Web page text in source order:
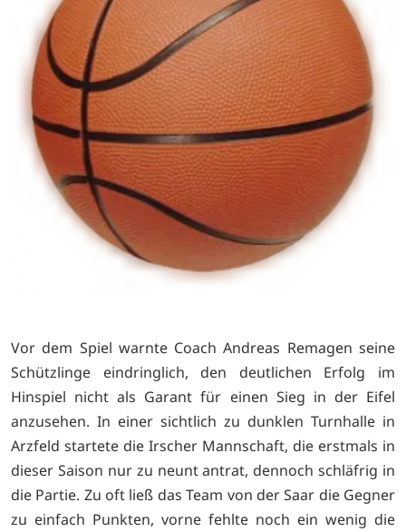
Vor dem Spiel warnte Coach Andreas Remagen seine
Schützlinge eindringlich, den deutlichen Erfolg im
Hinspiel nicht als Garant für einen Sieg in der Eifel
anzusehen. In einer sichtlich zu dunklen Turnhalle in
Arzfeld startete die Irscher Mannschaft, die erstmals in
dieser Saison nur zu neunt antrat, dennoch schläfrig in
die Partie. Zu oft ließ das Team von der Saar die Gegner
zu einfach Punkten, vorne fehlte noch ein wenig die